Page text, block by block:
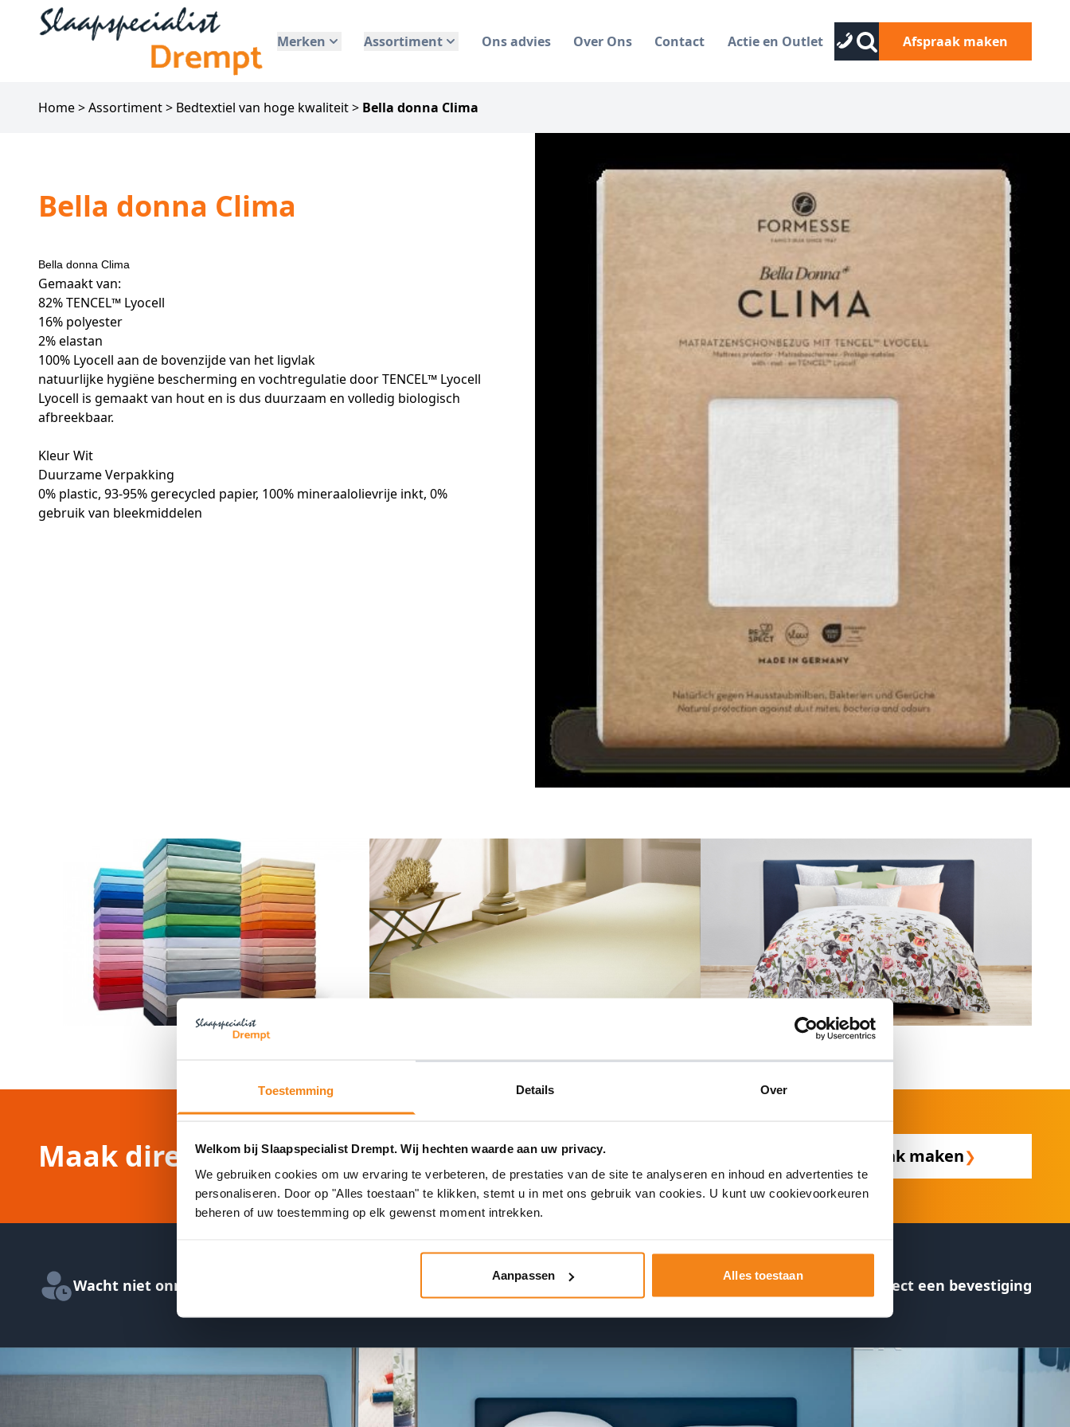
Toestemming Details Over
Welkom bij Slaapspecialist Drempt. Wij hechten waarde aan uw privacy.
We gebruiken cookies om uw ervaring te verbeteren, de prestaties van de site te analyseren en inhoud en advertenties te
personaliseren. Door op "Alles toestaan" te klikken, stemt u in met ons gebruik van cookies. U kunt uw cookievoorkeuren
beheren of uw toestemming op elk gewenst moment intrekken.
Aanpassen Alles toestaan
Merken Assortiment Ons advies Over Ons Contact Actie en Outlet Afspraak maken
Home>Assortiment> Bedtextiel van hoge kwaliteit> Bella donna Clima
Bella donna Clima
Bella donna Clima
Gemaakt van:
82% TENCEL™ Lyocell
16% polyester
2% elastan
100% Lyocell aan de bovenzijde van het ligvlak
natuurlijke hygiëne bescherming en vochtregulatie door TENCEL™ Lyocell
Lyocell is gemaakt van hout en is dus duurzaam en volledig biologisch
afbreekbaar.
Kleur Wit
Duurzame Verpakking
0% plastic, 93-95% gerecycled papier, 100% mineraalolievrije inkt, 0%
gebruik van bleekmiddelen
Maak direct online een afspraak! Afspraak maken❯
Wacht niet onnodig in de winkel Plan 24/7 een afspraak in Ontvang direct een bevestiging